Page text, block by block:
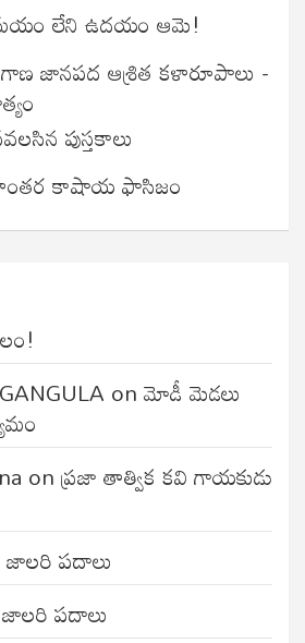
లేని ఉదయం ఆమె!
జానపద ఆశ్రిత కళారూపాలు -
పుస్తకాలు
కాషాయ ఫాసిజం
onమోడీ మెడలు
onప్రజా తాత్విక కవి గాయకుడు
జాలరి పదాలు
జాలరి పదాలు